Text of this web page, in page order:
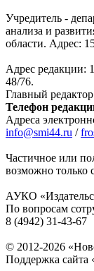
Учредитель -
анализа и
области. Адрес:
Адрес редакции:
48/76.
Главный
Телефон
Адреса
info@smi44.ru /
Частичное или
возможно только
АУКО
По вопросам
8 (4942) 31-43-67
© 2012-2026
Поддержка сайта